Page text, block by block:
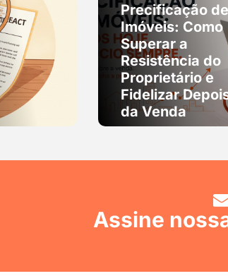
Precificação de
Imóveis: Como
Superar a
Resistência do
Proprietário e
Fidelizar
da Venda
Assine